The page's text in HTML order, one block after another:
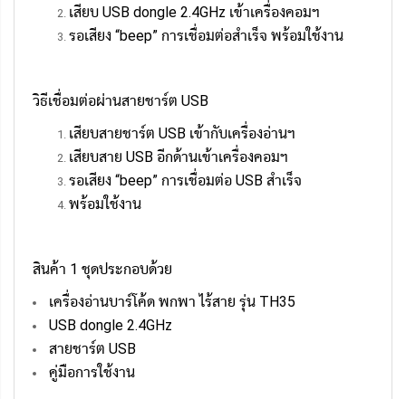
เสียบ USB dongle 2.4GHz เข้าเครื่องคอมฯ
รอเสียง “beep” การเชื่อมต่อสำเร็จ พร้อมใช้งาน
วิธีเชื่อมต่อผ่านสายชาร์ต USB
เสียบสายชาร์ต USB เข้ากับเครื่องอ่านฯ
เสียบสาย USB อีกด้านเข้าเครื่องคอมฯ
รอเสียง “beep” การเชื่อมต่อ USB สำเร็จ
พร้อมใช้งาน
สินค้า 1 ชุดประกอบด้วย
เครื่องอ่านบาร์โค้ด พกพา ไร้สาย รุ่น TH35
USB dongle 2.4GHz
สายชาร์ต USB
คู่มือการใช้งาน